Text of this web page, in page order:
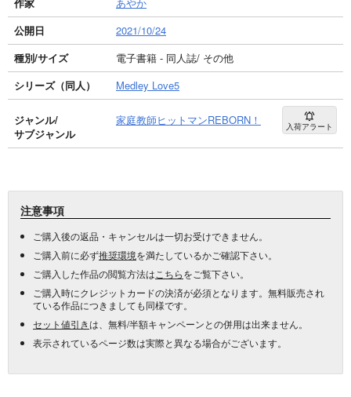
公開日
2021/10/24
種別/サイズ
電子書籍 - 同人誌/ その他
シリーズ（同人）
Medley Love5
ジャンル/
サブジャンル
家庭教師ヒットマンREBORN！ 入荷アラート
注意事項
ご購入後の返品・キャンセルは一切お受けできません。
ご購入前に必ず推奨環境を満たしているかご確認下さい。
ご購入した作品の閲覧方法は こちらをご覧下さい。
ご購入時にクレジットカードの決済が必須となります。無料販売され
ている作品につきましても同様です。
セット値引きは、無料/半額キャンペーンとの併用は出来ません。
表示されているページ数は実際と異なる場合がございます。